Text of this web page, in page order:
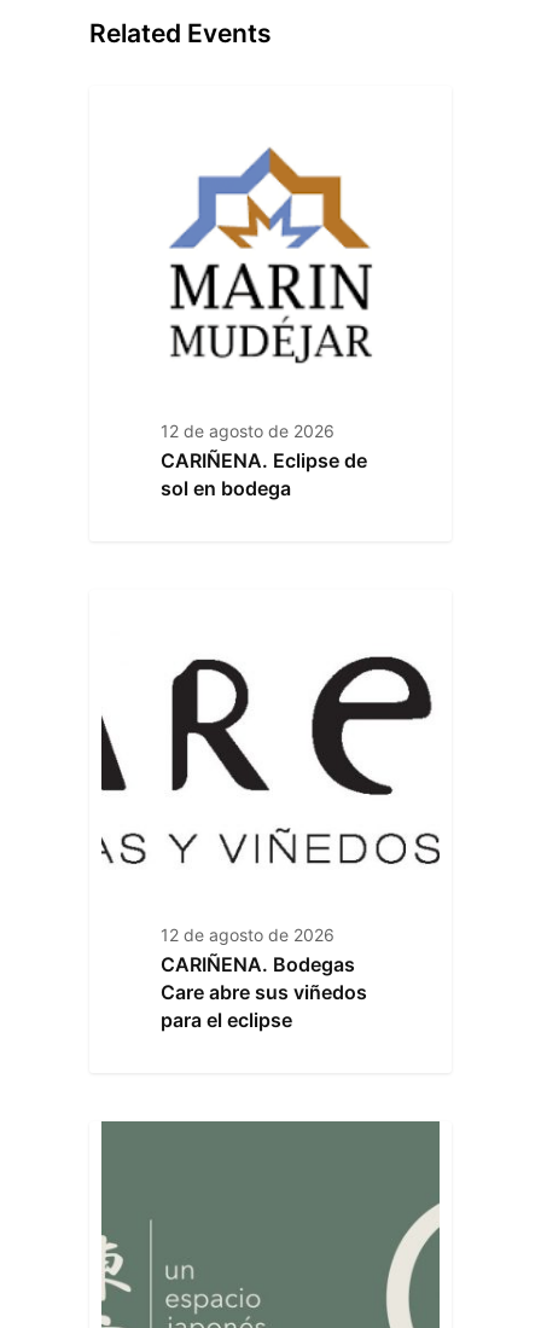
Related Events
12 de agosto de 2026
CARIÑENA. Eclipse de
sol en bodega
12 de agosto de 2026
CARIÑENA. Bodegas
Care abre sus viñedos
para el eclipse